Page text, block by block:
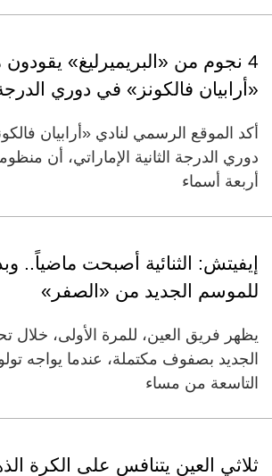
4 نجوم من «البريميرليغ»
«أرابيان فالكونز» في دوري الدرجة
أكد الموقع الرسمي لنادي «أرابيان
دوري الدرجة الثانية الإماراتي، أن
أربعة أسماء
إيفيتش: الثنائية أصبحت ماضياً..
للموسم الجديد من «الصفر»
يظهر فريق العين، للمرة الأولى، خلال
الجديد بصفوف مكتملة، عندما يواجه
التاسعة من مساء
ثلاثي العين يتنافس على الكرة